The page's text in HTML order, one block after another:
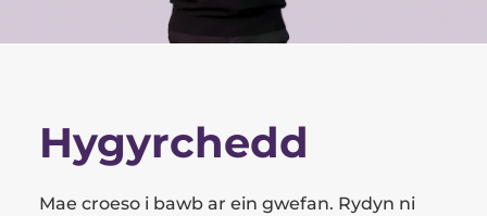
Hygyrchedd
Mae croeso i bawb ar ein gwefan. Rydyn ni